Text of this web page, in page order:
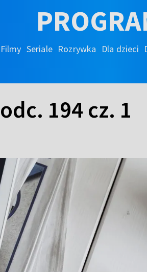
Filmy Seriale Rozrywka Dla dzieci
194 cz. 1